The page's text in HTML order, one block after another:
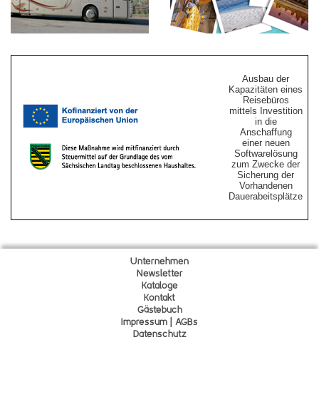
Ausbau der
Kapazitäten eines
Reisebüros
mittels Investition
in die
Anschaffung
einer neuen
Softwarelösung
zum Zwecke der
Sicherung der
Vorhandenen
Dauerabeitsplätze
Unternehmen
Newsletter
Kataloge
Kontakt
Gästebuch
Impressum | AGBs
Datenschutz